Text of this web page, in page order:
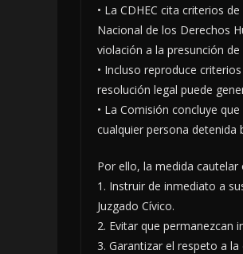
• La CDHEC cita criterios
Nacional de los Derechos
violación a la presunción de
• Incluso reproduce
resolución legal puede
• La Comisión concluye
cualquier persona detenida
Por ello, la medida cautelar
1. Instruir de inmediato a
Juzgado Cívico.
2. Evitar que permanezcan
3. Garantizar el respeto a